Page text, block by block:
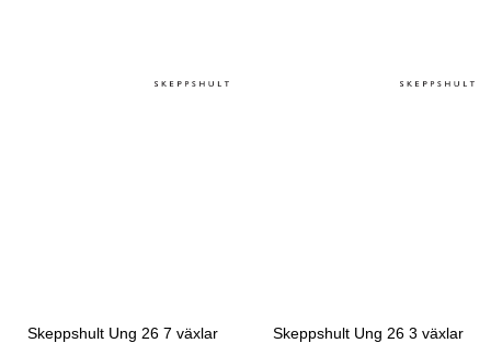
Skeppshult Ung 26 7 växlar
Skeppshult Ung 26 3 växlar